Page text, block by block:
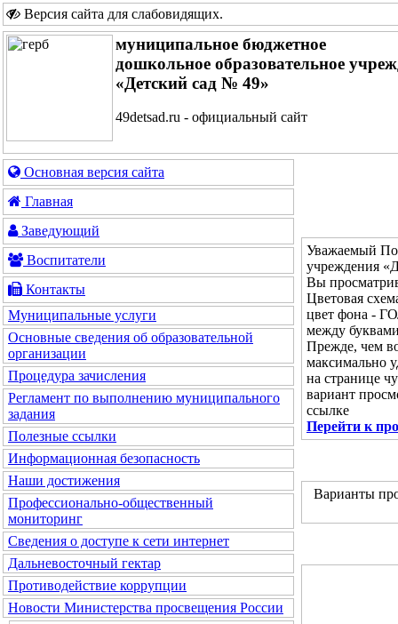
Версия сайта для слабовидящих.
муниципальное бюджетное
дошкольное образовательное
«Детский сад № 49»
49detsad.ru - официальный сайт
Основная версия сайта
Главная
Заведующий
Воспитатели
Контакты
Муниципальные услуги
Основные сведения об образовательной
организации
Процедура зачисления
Регламент по выполнению муниципального
задания
Полезные ссылки
Информационная безопасность
Наши достижения
Профессионально-общественный
мониторинг
Сведения о доступе к сети интернет
Дальневосточный гектар
Противодействие коррупции
Новости Министерства просвещения России
Уважаемый
учреждения
Вы
Цветовая
цвет фона -
между
Прежде, чем
максимально
на странице
вариант
ссылке
Перейти к
Варианты